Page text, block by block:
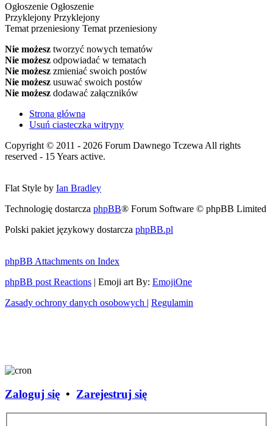
Ogłoszenie Ogłoszenie
Przyklejony Przyklejony
Temat przeniesiony Temat przeniesiony
Nie możesz tworzyć nowych tematów
Nie możesz odpowiadać w tematach
Nie możesz zmieniać swoich postów
Nie możesz usuwać swoich postów
Nie możesz dodawać załączników
Strona główna
Usuń ciasteczka witryny
Copyright © 2011 - 2026 Forum Dawnego Tczewa All rights
reserved - 15 Years active.
Flat Style by Ian Bradley
Technologię dostarcza phpBB® Forum Software © phpBB Limited
Polski pakiet językowy dostarcza phpBB.pl
phpBB Attachments on Index
phpBB post Reactions | Emoji art By: EmojiOne
Zasady ochrony danych osobowych | Regulamin
Zaloguj się • Zarejestruj się